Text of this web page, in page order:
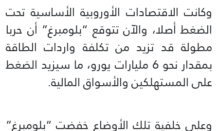
وكانت الاقتصادات الأوروبية الأساسية تحت
الضغط أصلا، والآن تتوقع “بلومبرغ” أن حربا
مطولة قد تزيد من تكلفة واردات الطاقة
بمقدار نحو 6 مليارات يورو، ما سيزيد الضغط
على المستهلكين والأسواق المالية.
وعلى خلفية تلك الأوضاع خفضت “بلومبرغ”